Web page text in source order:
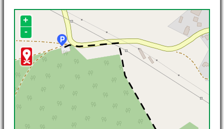
+
-